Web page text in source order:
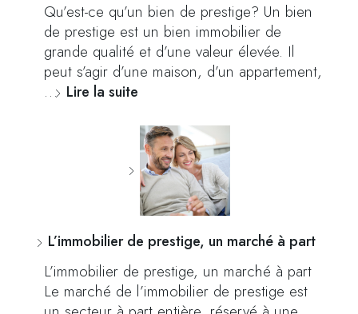
Qu’est-ce qu’un bien de prestige? Un bien
de prestige est un bien immobilier de
grande qualité et d’une valeur élevée. Il
peut s’agir d’une maison, d’un appartement,
… Lire la suite
L’immobilier de prestige, un marché à part
L’immobilier de prestige, un marché à part
Le marché de l’immobilier de prestige est